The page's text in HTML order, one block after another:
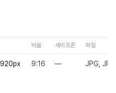
비율 세이프존 파일
px 9:16 — JPG,